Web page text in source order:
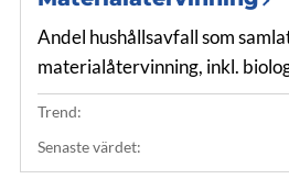
Andel hushållsavfall som
materialåtervinning, inkl.
Trend:
Senaste värdet: